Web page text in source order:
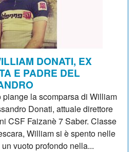
DONATI, EX
E PADRE DEL
la scomparsa di William
Donati, attuale direttore
CSF Faizanè 7 Saber. Classe
William si è spento nelle
vuoto profondo nella...